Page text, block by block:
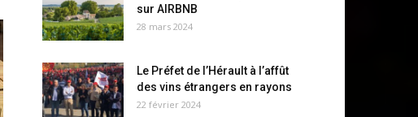
sur AIRBNB
28 mars 2024
Le Préfet de l’Hérault à l’affût
des vins étrangers en rayons
22 février 2024